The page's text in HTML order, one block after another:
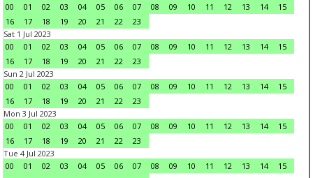
00
01 02 03 04 05 06 07 08 09 10 11 12 13 14
15
16
17 18 19 20 21 22
23
Sat 1 Jul 2023
00
01 02 03 04 05 06 07 08 09 10 11 12 13 14
15
16
17 18 19 20 21 22
23
Sun 2 Jul 2023
00
01 02 03 04 05 06 07 08 09 10 11 12 13 14
15
16
17 18 19 20 21 22
23
Mon 3 Jul 2023
00
01 02 03 04 05 06 07 08 09 10 11 12 13 14
15
16
17 18 19 20 21 22
23
Tue 4 Jul 2023
00
01 02 03 04 05 06 07 08 09 10 11 12 13 14
15